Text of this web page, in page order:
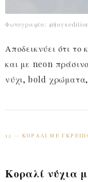
Φωτογραφία:
Αποδεικνύει ότι
και με neon
νύχι, bold χρώματα,
12 — ΚΟΡΑΛΊ ΜΕ
Κοραλί νύχια